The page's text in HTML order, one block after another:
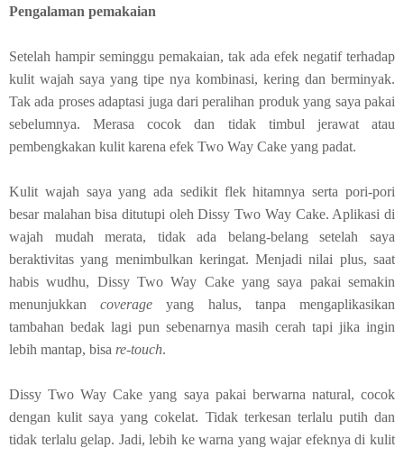
Pengalaman pemakaian
Setelah hampir seminggu pemakaian, tak ada efek negatif terhadap
kulit wajah saya yang tipe nya kombinasi, kering dan berminyak.
Tak ada proses adaptasi juga dari peralihan produk yang saya pakai
sebelumnya. Merasa cocok dan tidak timbul jerawat atau
pembengkakan kulit karena efek Two Way Cake yang padat.
Kulit wajah saya yang ada sedikit flek hitamnya serta pori-pori
besar malahan bisa ditutupi oleh Dissy Two Way Cake. Aplikasi di
wajah mudah merata, tidak ada belang-belang setelah saya
beraktivitas yang menimbulkan keringat. Menjadi nilai plus, saat
habis wudhu, Dissy Two Way Cake yang saya pakai semakin
menunjukkancoverage yang halus, tanpa mengaplikasikan
tambahan bedak lagi pun sebenarnya masih cerah tapi jika ingin
lebih mantap, bisa re-touch.
Dissy Two Way Cake yang saya pakai berwarna natural, cocok
dengan kulit saya yang cokelat. Tidak terkesan terlalu putih dan
tidak terlalu gelap. Jadi, lebih ke warna yang wajar efeknya di kulit